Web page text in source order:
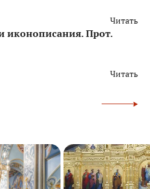
Читать
иконописания. Прот.
Читать